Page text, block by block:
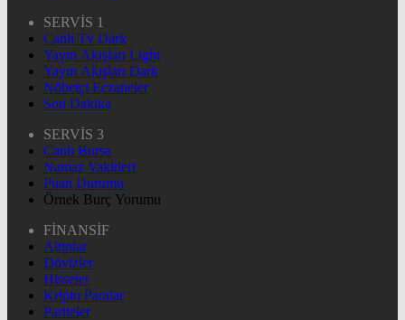
SERVİS 1
Canlı Tv Dark
Yayın Akışları Light
Yayın Akışları Dark
Nöbetçi Eczaneler
Son Dakika
SERVİS 3
Canlı Borsa
Namaz Vakitleri
Puan Durumu
Örnek Burç Yorumu
FİNANSİF
Altınlar
Dövizler
Hisseler
Kripto Paralar
Pariteler